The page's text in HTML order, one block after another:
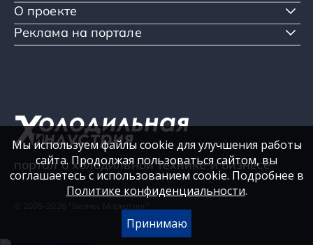
О проекте
Реклама на портале
портал о холодильной технике и бизнесе
Мы используем файлы cookie для улучшения работы
сайта. Продолжая пользоваться сайтом, вы
соглашаетесь с использованием cookie. Подробнее в
Политике конфиденциальности.
Принимаю